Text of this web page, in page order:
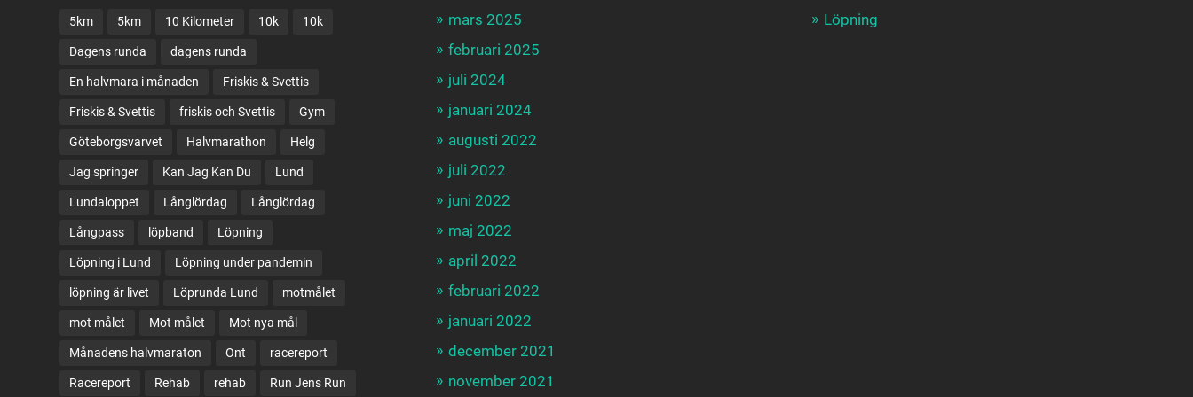
5km 5km 10 Kilometer 10k 10k
Dagens runda dagens runda
En halvmara i månaden Friskis & Svettis
Friskis & Svettis friskis och Svettis Gym
Göteborgsvarvet Halvmarathon Helg
Jag springer Kan Jag Kan Du Lund
Lundaloppet Långlördag Långlördag
Långpass löpband Löpning
Löpning i Lund Löpning under pandemin
löpning är livet Löprunda Lund motmålet
mot målet Mot målet Mot nya mål
Månadens halvmaraton Ont racereport
Racereport Rehab rehab Run Jens Run
mars 2025
februari 2025
juli 2024
januari 2024
augusti 2022
juli 2022
juni 2022
maj 2022
april 2022
februari 2022
januari 2022
december 2021
november 2021
Löpning